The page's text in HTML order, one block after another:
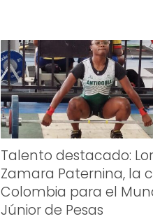
Talento destacado:
Zamara Paternina, la
Colombia para el
Júnior de Pesas